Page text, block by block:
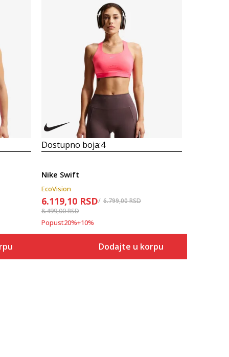
Dostupno boja:4
Nike Swift
EcoVision
6.119,10 RSD 6.799,00RSD
8.499,00RSD
Popust20%+10%
Dodajte u korpu